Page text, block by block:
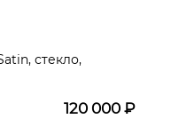
стекло,
120 000 ₽